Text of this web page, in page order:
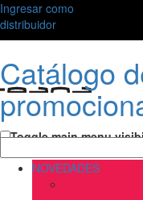
Ingresar como
distribuidor
Catálogo
Toggle main menu
NOVEDADES